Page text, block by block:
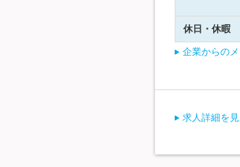
休日・休暇
企業からの
求人詳細を